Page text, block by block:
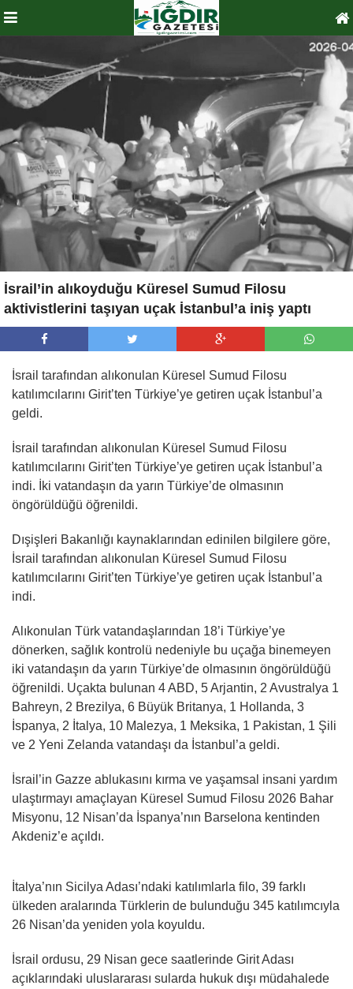
İsrail’in alıkoyduğu Küresel Sumud Filosu
aktivistlerini taşıyan uçak İstanbul’a iniş yaptı
İsrail tarafından alıkonulan Küresel Sumud Filosu
katılımcılarını Girit’ten Türkiye’ye getiren uçak İstanbul’a
geldi.
İsrail tarafından alıkonulan Küresel Sumud Filosu
katılımcılarını Girit’ten Türkiye’ye getiren uçak İstanbul’a
indi. İki vatandaşın da yarın Türkiye’de olmasının
öngörüldüğü öğrenildi.
Dışişleri Bakanlığı kaynaklarından edinilen bilgilere göre,
İsrail tarafından alıkonulan Küresel Sumud Filosu
katılımcılarını Girit’ten Türkiye’ye getiren uçak İstanbul’a
indi.
Alıkonulan Türk vatandaşlarından 18’i Türkiye’ye
dönerken, sağlık kontrolü nedeniyle bu uçağa binemeyen
iki vatandaşın da yarın Türkiye’de olmasının öngörüldüğü
öğrenildi. Uçakta bulunan 4 ABD, 5 Arjantin, 2 Avustralya 1
Bahreyn, 2 Brezilya, 6 Büyük Britanya, 1 Hollanda, 3
İspanya, 2 İtalya, 10 Malezya, 1 Meksika, 1 Pakistan, 1 Şili
ve 2 Yeni Zelanda vatandaşı da İstanbul’a geldi.
İsrail’in Gazze ablukasını kırma ve yaşamsal insani yardım
ulaştırmayı amaçlayan Küresel Sumud Filosu 2026 Bahar
Misyonu, 12 Nisan’da İspanya’nın Barselona kentinden
Akdeniz’e açıldı.
İtalya’nın Sicilya Adası’ndaki katılımlarla filo, 39 farklı
ülkeden aralarında Türklerin de bulunduğu 345 katılımcıyla
26 Nisan’da yeniden yola koyuldu.
İsrail ordusu, 29 Nisan gece saatlerinde Girit Adası
açıklarındaki uluslararası sularda hukuk dışı müdahalede